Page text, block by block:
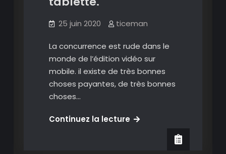
25 juin 2020 ticeman
La concurrence est rude dans le
monde de l’édition vidéo sur
mobile. il existe de très bonnes
choses payantes, de très bonnes
choses…
Continuez la lectureVN